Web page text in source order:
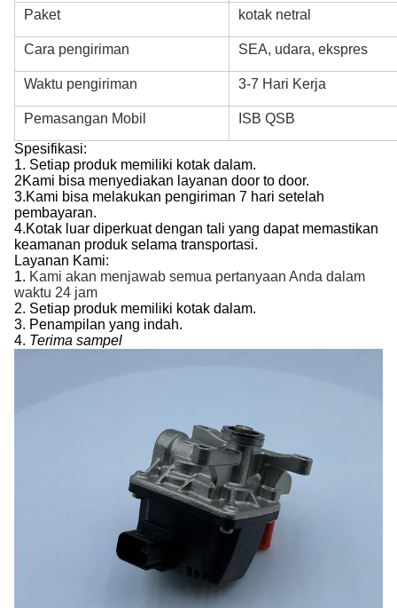
Paket kotak netral
Cara pengiriman SEA, udara, ekspres
Waktu pengiriman 3-7 Hari Kerja
Pemasangan Mobil
ISB QSB
Spesifikasi:
1. Setiap produk memiliki kotak dalam.
2Kami bisa menyediakan layanan door to door.
3.Kami bisa melakukan pengiriman 7 hari setelah
pembayaran.
4.Kotak luar diperkuat dengan tali yang dapat memastikan
keamanan produk selama transportasi.
Layanan Kami:
1. Kami akan menjawab semua pertanyaan Anda dalam
waktu 24 jam
2. Setiap produk memiliki kotak dalam.
3. Penampilan yang indah.
4. Terima sampel